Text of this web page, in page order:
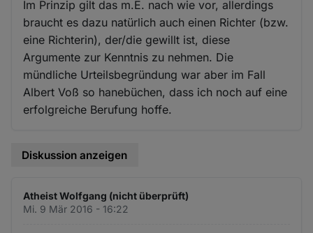
Im Prinzip gilt das m.E. nach wie vor, allerdings
braucht es dazu natürlich auch einen Richter (bzw.
eine Richterin), der/die gewillt ist, diese
Argumente zur Kenntnis zu nehmen. Die
mündliche Urteilsbegründung war aber im Fall
Albert Voß so hanebüchen, dass ich noch auf eine
erfolgreiche Berufung hoffe.
Diskussion anzeigen
Atheist Wolfgang (nicht überprüft)
Mi. 9 Mär 2016 - 16:22